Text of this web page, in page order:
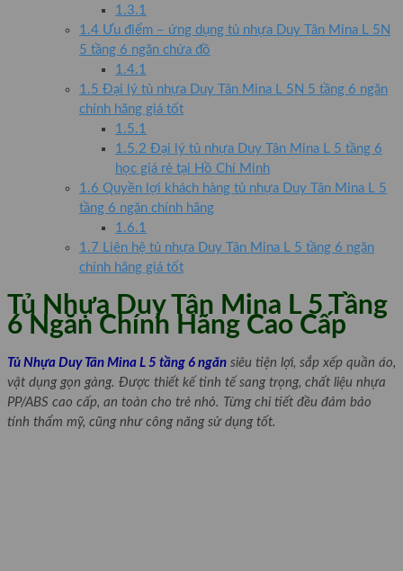
1.3.1
1.4 Ưu điểm – ứng dụng tủ nhựa Duy Tân Mina L 5N
5 tầng 6 ngăn chứa đồ
1.4.1
1.5 Đại lý tủ nhựa Duy Tân Mina L 5N 5 tầng 6 ngăn
chính hãng giá tốt
1.5.1
1.5.2 Đại lý tủ nhựa Duy Tân Mina L 5 tầng 6
học giá rẻ tại Hồ Chí Minh
1.6 Quyền lợi khách hàng tủ nhựa Duy Tân Mina L 5
tầng 6 ngăn chính hãng
1.6.1
1.7 Liên hệ tủ nhựa Duy Tân Mina L 5 tầng 6 ngăn
chính hãng giá tốt
Tủ Nhựa Duy Tân Mina L 5 Tầng
6 Ngăn Chính Hãng Cao Cấp
Tủ Nhựa Duy Tân Mina L 5 tầng 6 ngăn siêu tiện lợi, sắp xếp quần áo,
vật dụng gọn gàng. Được thiết kế tinh tế sang trọng, chất liệu nhựa
PP/ABS cao cấp, an toàn cho trẻ nhỏ. Từng chi tiết đều đảm bảo
tính thẩm mỹ, cũng như công năng sử dụng tốt.